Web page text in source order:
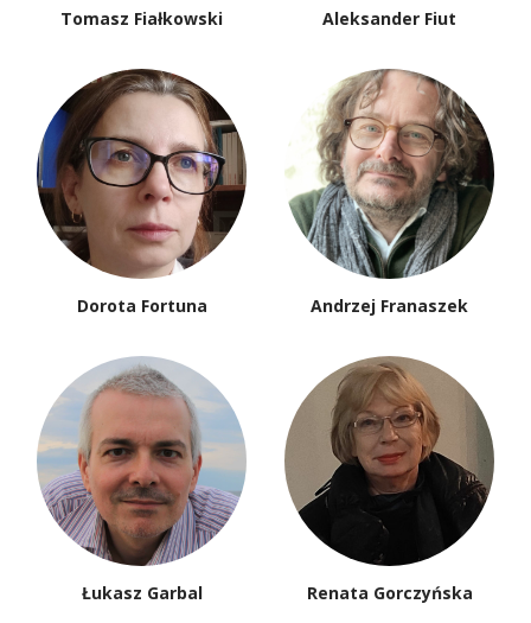
Tomasz Fiałkowski Aleksander Fiut
Dorota Fortuna Andrzej Franaszek
Łukasz Garbal Renata Gorczyńska